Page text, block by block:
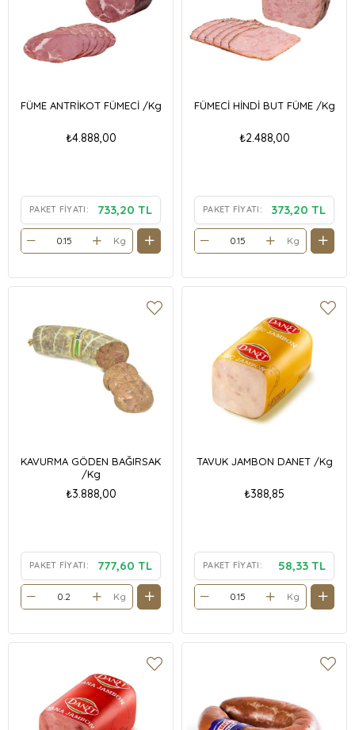
FÜME ANTRİKOT FÜMECİ /Kg
₺4.888,00
PAKET FIYATI: 733,20 TL
Kg
FÜMECİ HİNDİ BUT FÜME /Kg
₺2.488,00
PAKET FIYATI: 373,20 TL
Kg
KAVURMA GÖDEN BAĞIRSAK
/Kg
₺3.888,00
PAKET FIYATI: 777,60 TL
Kg
TAVUK JAMBON DANET /Kg
₺388,85
PAKET FIYATI: 58,33 TL
Kg